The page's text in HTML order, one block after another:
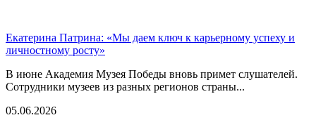
Екатерина Патрина: «Мы даем ключ к карьерному успеху и
личностному росту»
В июне Академия Музея Победы вновь примет слушателей.
Сотрудники музеев из разных регионов страны...
05.06.2026